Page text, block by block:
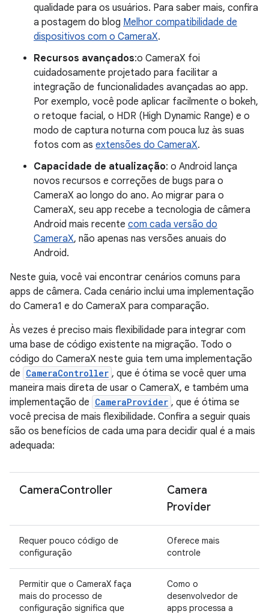
qualidade para os usuários. Para saber mais, confira
a postagem do blog Melhor compatibilidade de
dispositivos com o CameraX.
Recursos avançados:o CameraX foi
cuidadosamente projetado para facilitar a
integração de funcionalidades avançadas ao app.
Por exemplo, você pode aplicar facilmente o bokeh,
o retoque facial, o HDR (High Dynamic Range) e o
modo de captura noturna com pouca luz às suas
fotos com as extensões do CameraX.
Capacidade de atualização: o Android lança
novos recursos e correções de bugs para o
CameraX ao longo do ano. Ao migrar para o
CameraX, seu app recebe a tecnologia de câmera
Android mais recente com cada versão do
CameraX, não apenas nas versões anuais do
Android.
Neste guia, você vai encontrar cenários comuns para
apps de câmera. Cada cenário inclui uma implementação
do Camera1 e do CameraX para comparação.
Às vezes é preciso mais flexibilidade para integrar com
uma base de código existente na migração. Todo o
código do CameraX neste guia tem uma implementação
de CameraController , que é ótima se você quer uma
maneira mais direta de usar o CameraX, e também uma
implementação de CameraProvider , que é ótima se
você precisa de mais flexibilidade. Confira a seguir quais
são os benefícios de cada uma para decidir qual é a mais
adequada:
CameraController
Camera
Provider
Requer pouco código de
configuração
Oferece mais
controle
Permitir que o CameraX faça
mais do processo de
configuração significa que
Como o
desenvolvedor de
apps processa a